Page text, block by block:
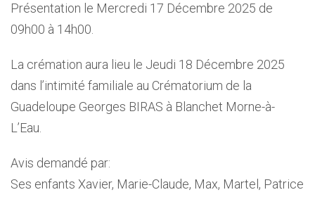
Présentation le Mercredi 17 Décembre 2025 de
09h00 à 14h00.
La crémation aura lieu le Jeudi 18 Décembre 2025
dans l’intimité familiale au Crématorium de la
Guadeloupe Georges BIRAS à Blanchet Morne-à-
L’Eau.
Avis demandé par:
Ses enfants Xavier, Marie-Claude, Max, Martel, Patrice